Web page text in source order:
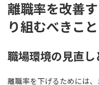
離職率を改善
り組むべきこと
職場環境の見直
離職率を下げるためには